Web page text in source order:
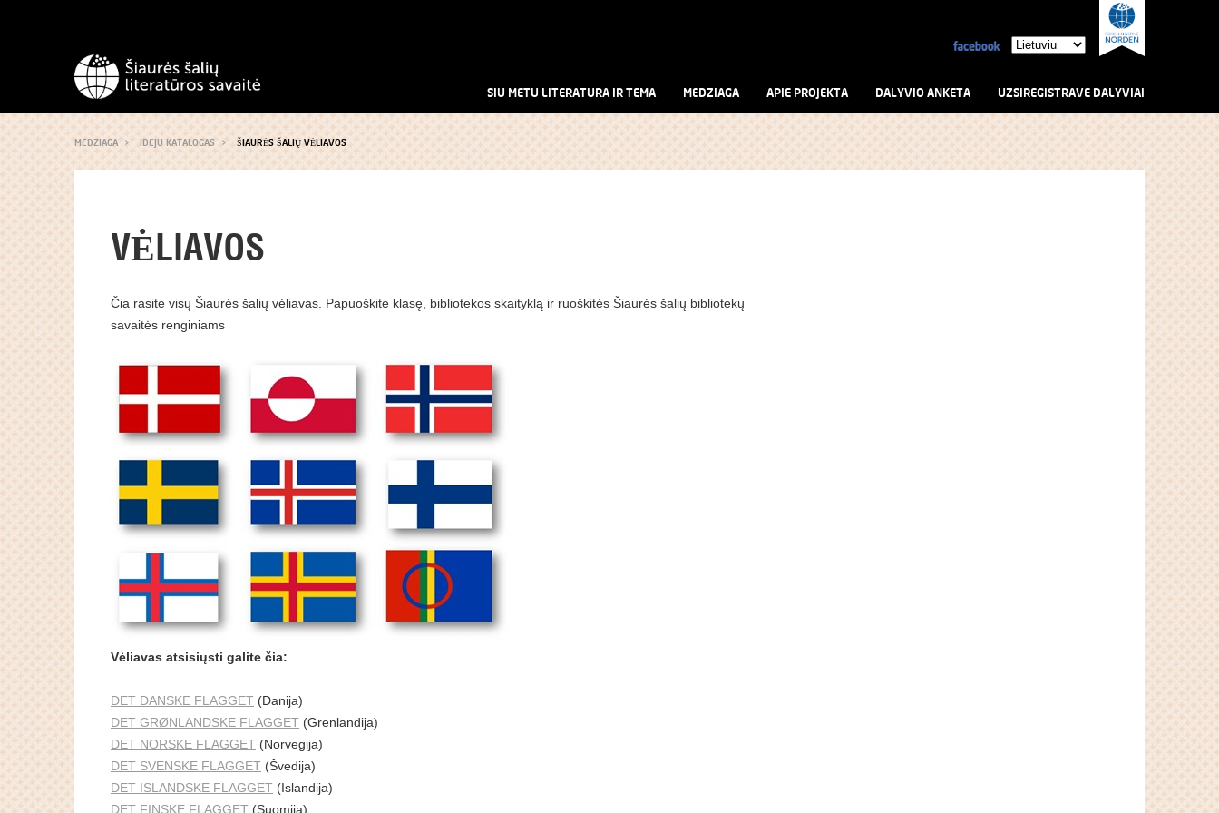
SIU METU LITERATURA IR TEMA MEDZIAGA APIE PROJEKTA DALYVIO ANKETA UZSIREGISTRAVE DALYVIAI
MEDZIAGA IDEJU KATALOGAS ŠIAURĖS ŠALIŲ VĖLIAVOS
VĖLIAVOS
Čia rasite visų Šiaurės šalių vėliavas. Papuoškite klasę, bibliotekos skaityklą ir ruoškitės Šiaurės šalių bibliotekų
savaitės renginiams
Vėliavas atsisiųsti galite čia:
DET DANSKE FLAGGET (Danija)
DET GRØNLANDSKE FLAGGET (Grenlandija)
DET NORSKE FLAGGET (Norvegija)
DET SVENSKE FLAGGET (Švedija)
DET ISLANDSKE FLAGGET (Islandija)
DET FINSKE FLAGGET (Suomija)